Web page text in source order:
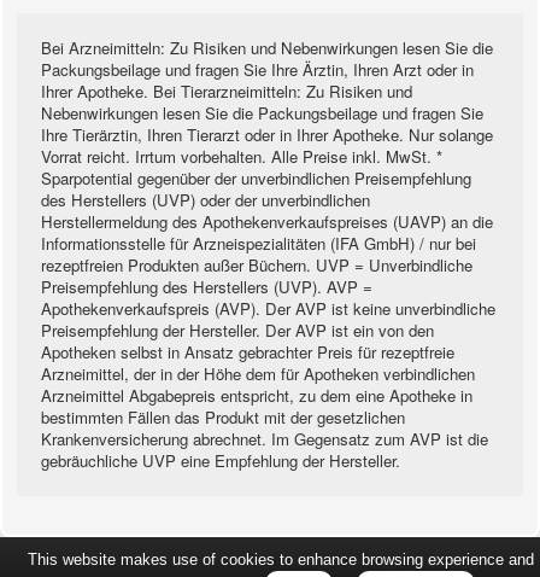
Bei Arzneimitteln: Zu Risiken und Nebenwirkungen lesen Sie die
Packungsbeilage und fragen Sie Ihre Ärztin, Ihren Arzt oder in
Ihrer Apotheke. Bei Tierarzneimitteln: Zu Risiken und
Nebenwirkungen lesen Sie die Packungsbeilage und fragen Sie
Ihre Tierärztin, Ihren Tierarzt oder in Ihrer Apotheke. Nur solange
Vorrat reicht. Irrtum vorbehalten. Alle Preise inkl. MwSt. *
Sparpotential gegenüber der unverbindlichen Preisempfehlung
des Herstellers (UVP) oder der unverbindlichen
Herstellermeldung des Apothekenverkaufspreises (UAVP) an die
Informationsstelle für Arzneispezialitäten (IFA GmbH) / nur bei
rezeptfreien Produkten außer Büchern. UVP = Unverbindliche
Preisempfehlung des Herstellers (UVP). AVP =
Apothekenverkaufspreis (AVP). Der AVP ist keine unverbindliche
Preisempfehlung der Hersteller. Der AVP ist ein von den
Apotheken selbst in Ansatz gebrachter Preis für rezeptfreie
Arzneimittel, der in der Höhe dem für Apotheken verbindlichen
Arzneimittel Abgabepreis entspricht, zu dem eine Apotheke in
bestimmten Fällen das Produkt mit der gesetzlichen
Krankenversicherung abrechnet. Im Gegensatz zum AVP ist die
gebräuchliche UVP eine Empfehlung der Hersteller.
This website makes use of cookies to enhance browsing experience and